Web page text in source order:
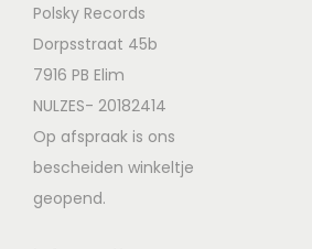
Polsky Records
Dorpsstraat 45b
7916 PB Elim
NULZES- 20182414
Op afspraak is ons
bescheiden winkeltje
geopend.